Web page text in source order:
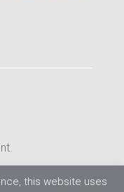
this website uses